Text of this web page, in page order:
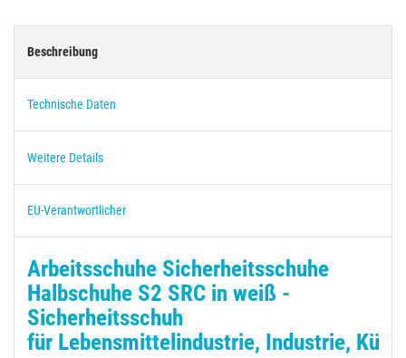
Beschreibung
Technische Daten
Weitere Details
EU-Verantwortlicher
Arbeitsschuhe Sicherheitsschuhe
Halbschuhe S2 SRC in weiß -
Sicherheitsschuh
für Lebensmittelindustrie, Industrie,